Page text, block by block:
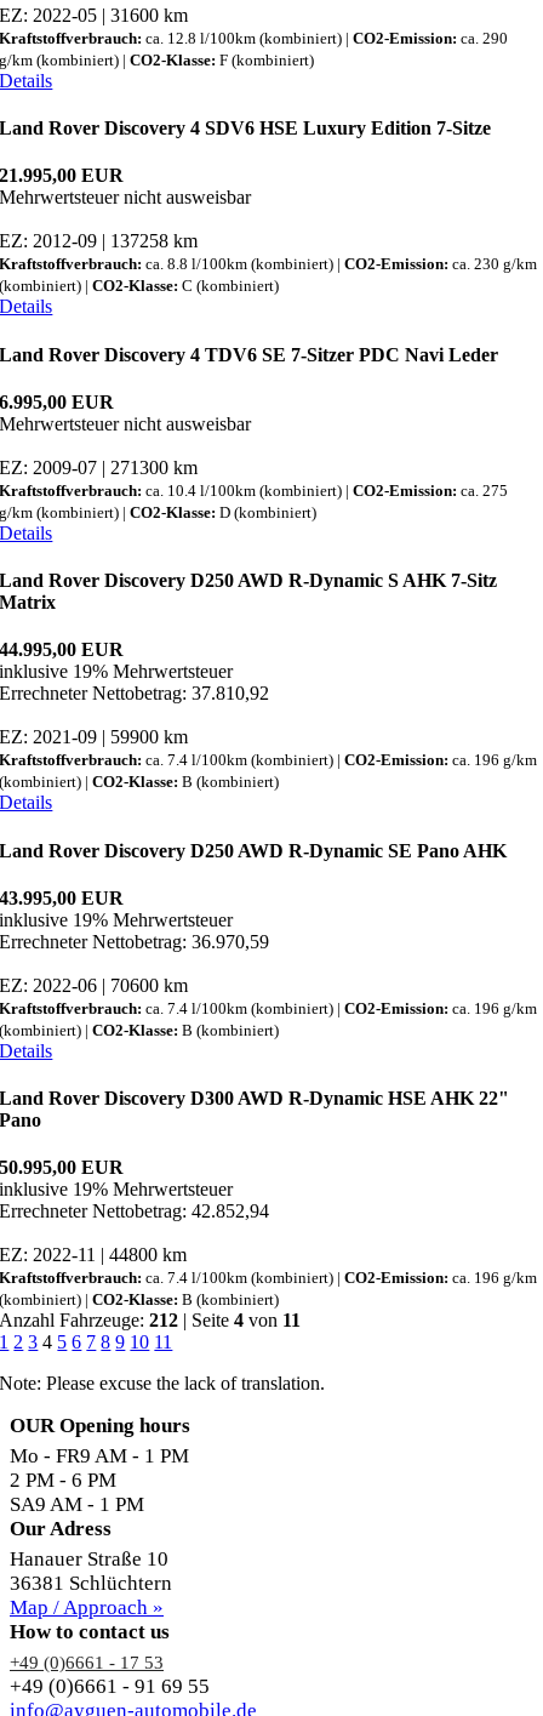
EZ: 2022-05 | 31600 km
Kraftstoffverbrauch:ca. 12.8 l/100km (kombiniert) |CO2-Emission:ca. 290
g/km (kombiniert) |CO2-Klasse:F (kombiniert)
Details
Land Rover Discovery 4 SDV6 HSE Luxury Edition 7-Sitze
21.995,00 EUR
Mehrwertsteuer nicht ausweisbar
EZ: 2012-09 | 137258 km
Kraftstoffverbrauch:ca. 8.8 l/100km (kombiniert) |CO2-Emission:ca. 230 g/km
(kombiniert) |CO2-Klasse:C (kombiniert)
Details
Land Rover Discovery 4 TDV6 SE 7-Sitzer PDC Navi Leder
6.995,00 EUR
Mehrwertsteuer nicht ausweisbar
EZ: 2009-07 | 271300 km
Kraftstoffverbrauch:ca. 10.4 l/100km (kombiniert) |CO2-Emission:ca. 275
g/km (kombiniert) |CO2-Klasse:D (kombiniert)
Details
Land Rover Discovery D250 AWD R-Dynamic S AHK 7-Sitz
Matrix
44.995,00 EUR
inklusive 19% Mehrwertsteuer
Errechneter Nettobetrag: 37.810,92
EZ: 2021-09 | 59900 km
Kraftstoffverbrauch:ca. 7.4 l/100km (kombiniert) |CO2-Emission:ca. 196 g/km
(kombiniert) |CO2-Klasse:B (kombiniert)
Details
Land Rover Discovery D250 AWD R-Dynamic SE Pano AHK
43.995,00 EUR
inklusive 19% Mehrwertsteuer
Errechneter Nettobetrag: 36.970,59
EZ: 2022-06 | 70600 km
Kraftstoffverbrauch:ca. 7.4 l/100km (kombiniert) |CO2-Emission:ca. 196 g/km
(kombiniert) |CO2-Klasse:B (kombiniert)
Details
Land Rover Discovery D300 AWD R-Dynamic HSE AHK 22"
Pano
50.995,00 EUR
inklusive 19% Mehrwertsteuer
Errechneter Nettobetrag: 42.852,94
EZ: 2022-11 | 44800 km
Kraftstoffverbrauch:ca. 7.4 l/100km (kombiniert) |CO2-Emission:ca. 196 g/km
(kombiniert) |CO2-Klasse:B (kombiniert)
Anzahl Fahrzeuge:212 | Seite4 von 11
1 2 3 4 5 6 7 8 9 10 11
Note: Please excuse the lack of translation.
OUR Opening hours
Mo - FR9 AM - 1 PM
2 PM - 6 PM
SA9 AM - 1 PM
Our Adress
Hanauer Straße 10
36381 Schlüchtern
Map / Approach »
How to contact us
+49 (0)6661 - 17 53
+49 (0)6661 - 91 69 55
info@ayguen-automobile.de